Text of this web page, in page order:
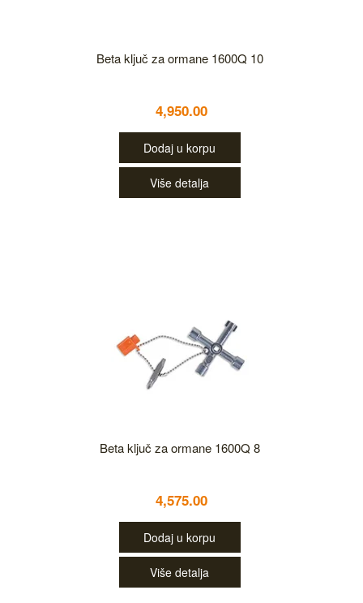
Beta ključ za ormane 1600Q 10
4,950.00
Dodaj u korpu
Više detalja
Beta ključ za ormane 1600Q 8
4,575.00
Dodaj u korpu
Više detalja